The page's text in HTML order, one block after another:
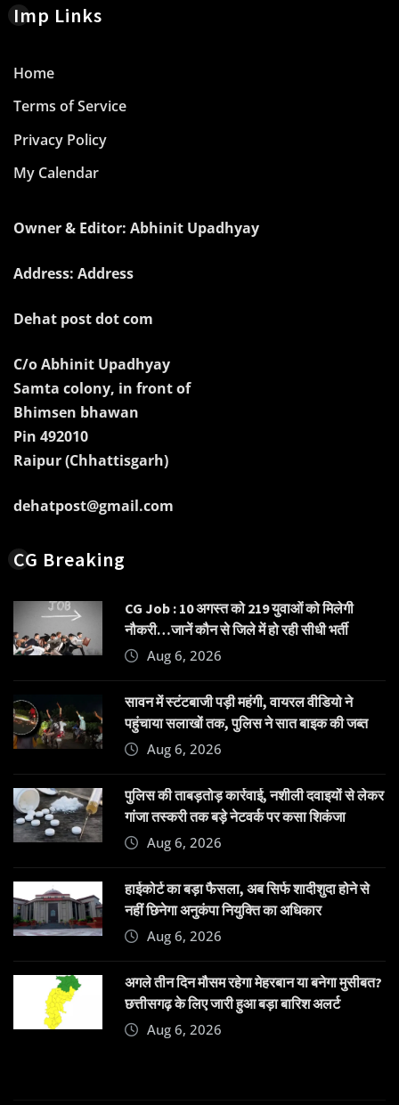
Imp Links
Home
Terms of Service
Privacy Policy
My Calendar
Owner & Editor: Abhinit Upadhyay
Address: Address
Dehat post dot com
C/o Abhinit Upadhyay
Samta colony, in front of
Bhimsen bhawan
Pin 492010
Raipur (Chhattisgarh)
dehatpost@gmail.com
CG Breaking
CG Job : 10 अगस्त को 219 युवाओं को मिलेगी
नौकरी…जानें कौन से जिले में हो रही सीधी भर्ती
Aug 6, 2026
सावन में स्टंटबाजी पड़ी महंगी, वायरल वीडियो ने
पहुंचाया सलाखों तक, पुलिस ने सात बाइक की जब्त
Aug 6, 2026
पुलिस की ताबड़तोड़ कार्रवाई, नशीली दवाइयों से लेकर
गांजा तस्करी तक बड़े नेटवर्क पर कसा शिकंजा
Aug 6, 2026
हाईकोर्ट का बड़ा फैसला, अब सिर्फ शादीशुदा होने से
नहीं छिनेगा अनुकंपा नियुक्ति का अधिकार
Aug 6, 2026
अगले तीन दिन मौसम रहेगा मेहरबान या बनेगा मुसीबत?
छत्तीसगढ़ के लिए जारी हुआ बड़ा बारिश अलर्ट
Aug 6, 2026